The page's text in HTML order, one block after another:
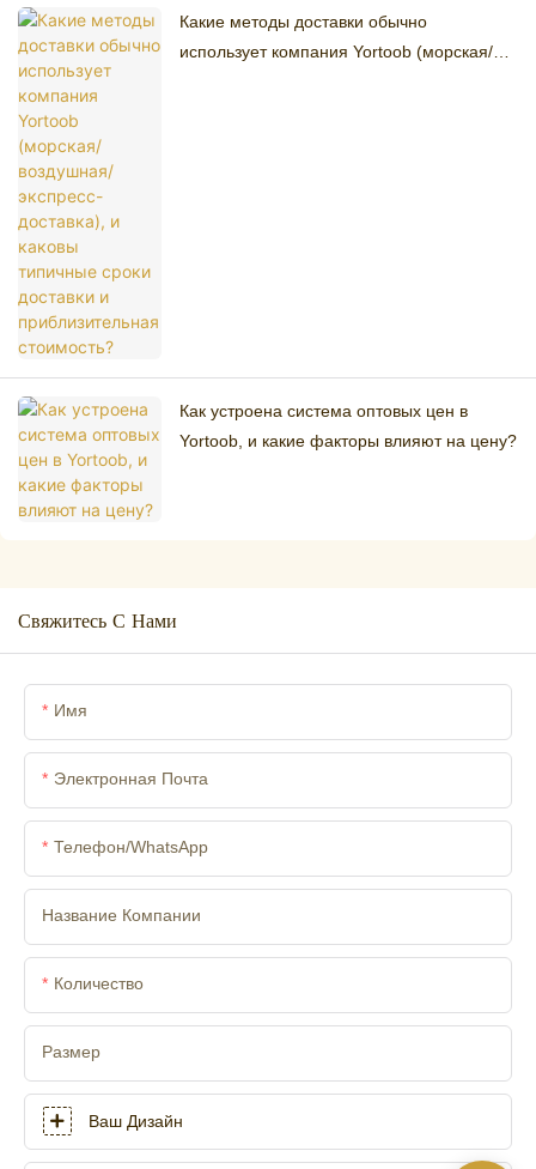
Какие методы доставки обычно
использует компания Yortoob (морская/
Как устроена система оптовых цен в
Yortoob, и какие факторы влияют на цену?
Свяжитесь С Нами
Имя
Электронная Почта
Телефон/WhatsApp
Название Компании
Количество
Размер
Ваш Дизайн